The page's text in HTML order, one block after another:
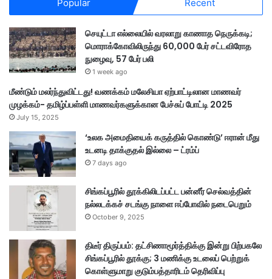
Popular Recent
செயுட்டா எல்லையில் வரலாறு காணாத நெருக்கடி;
மொராக்கோவிலிருந்து 60,000 பேர் சட்டவிரோத
நுழைவு, 57 பேர் பலி
1 week ago
மீண்டும் மலர்ந்துவிட்டது! வணக்கம் மலேசியா ஏற்பாட்டிலான மாணவர்
முழக்கம்- தமிழ்ப்பள்ளி மாணவர்களுக்கான பேச்சுப் போட்டி 2025
July 15, 2025
‘உலக அமைதியைக் கருத்தில் கொண்டு’ ஈரான் மீது
உடனடி தாக்குதல் இல்லை – ட்ரம்ப்
7 days ago
சிங்கப்பூரில் தூக்கிலிடப்பட்ட பன்னீர் செல்வத்தின்
நல்லடக்கச் சடங்கு நாளை ஈப்போவில் நடைபெறும்
October 9, 2025
திடீர் திருப்பம்: தட்சிணாமூர்த்திக்கு இன்று பிற்பகலே
சிங்கப்பூரில் தூக்கு; 3 மணிக்கு உடலைப் பெற்றுக்
கொள்ளுமாறு குடும்பத்தாரிடம் தெரிவிப்பு